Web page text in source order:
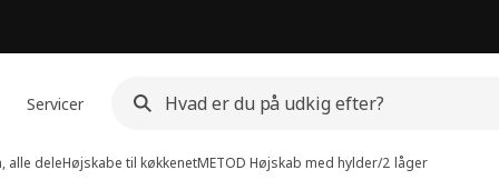
Servicer
alle deleHøjskabe til køkkenetMETOD Højskab med hylder/2 låger